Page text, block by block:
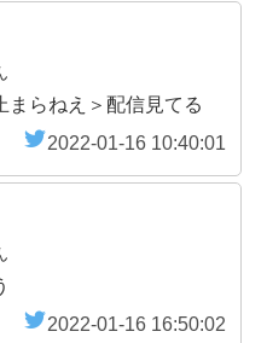
まらねえ＞配信見てる
2022-01-16 10:40:01
2022-01-16 16:50:02